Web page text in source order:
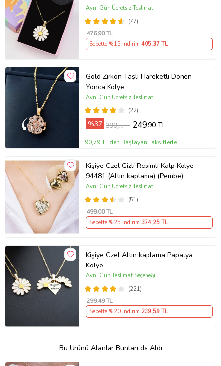
(77)
Aynı Gün Ücretsiz Teslimat
476,90 TL
Sepette %15 İndirim 405,37 TL
Gold Zirkon Taşlı Hareketli Dönen
Yonca Kolye
(22)
Aynı Gün Ücretsiz Teslimat
%37 399,00 TL 249,90 TL
90,79 TL'den Başlayan Taksitlerle
Kişiye Özel Gizli Resimli Kalp Kolye
94481 (Altın kaplama) (Pembe)
(51)
Aynı Gün Ücretsiz Teslimat
499,00 TL
Sepette %25 İndirim 374,25 TL
Kişiye Özel Altın kaplama Papatya
Kolye
(221)
Aynı Gün Teslimat Seçeneği
299,49 TL
Sepette %20 İndirim 239,59 TL
Bu Ürünü Alanlar Bunları da Aldı